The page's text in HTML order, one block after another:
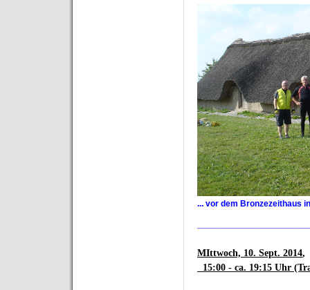
... vor dem Bronzezeithaus
MIttwoch, 10. Sept. 2014,
15:00 - ca. 19:15 Uhr